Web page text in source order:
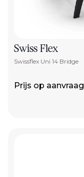
Swiss Flex
Swissflex Uni 14 Bridge
Prijs op aanvraag